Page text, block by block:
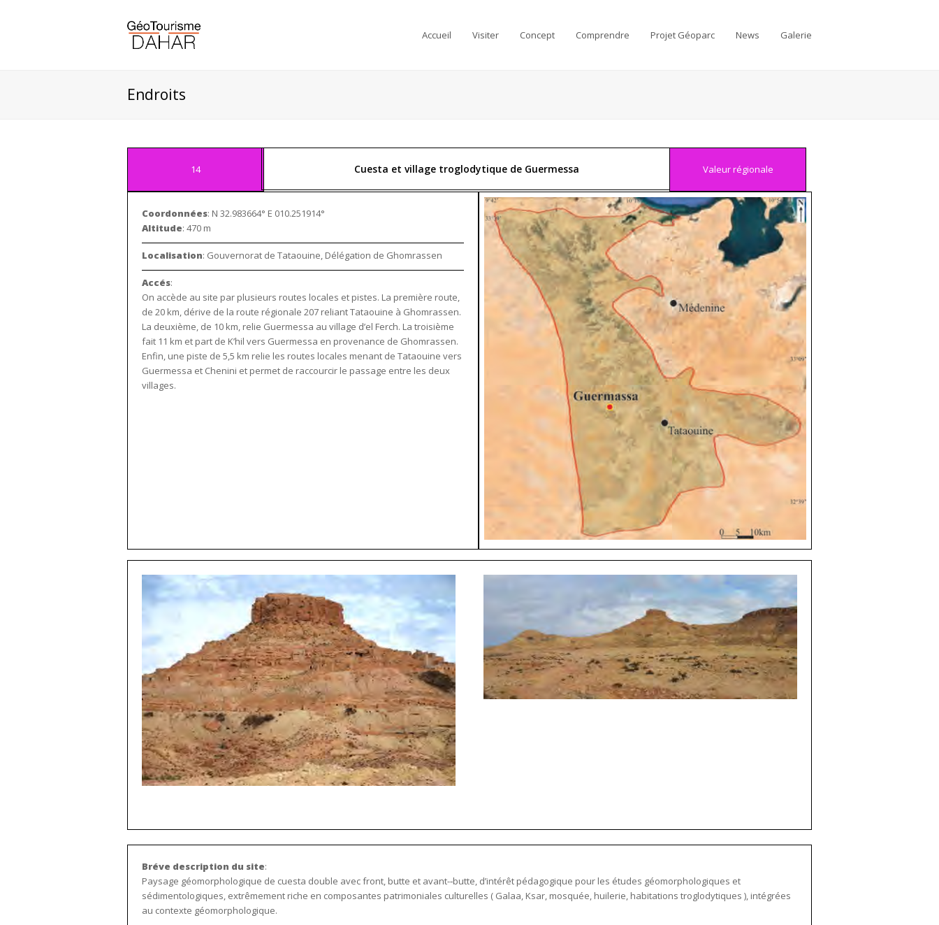
Accueil Visiter Concept Comprendre Projet Géoparc News Galerie
Endroits
14 Cuesta et village troglodytique de Guermessa Valeur régionale
Coordonnées: N 32.983664° E 010.251914°
Altitude: 470 m
Localisation: Gouvernorat de Tataouine, Délégation de Ghomrassen
Accés:
On accède au site par plusieurs routes locales et pistes. La première route,
de 20 km, dérive de la route régionale 207 reliant Tataouine à Ghomrassen.
La deuxième, de 10 km, relie Guermessa au village d’el Ferch. La troisième
fait 11 km et part de K’hil vers Guermessa en provenance de Ghomrassen.
Enfin, une piste de 5,5 km relie les routes locales menant de Tataouine vers
Guermessa et Chenini et permet de raccourcir le passage entre les deux
villages.
Bréve description du site:
Paysage géomorphologique de cuesta double avec front, butte et avant-­‐butte, d’intérêt pédagogique pour les études géomorphologiques et
sédimentologiques, extrêmement riche en composantes patrimoniales culturelles ( Galaa, Ksar, mosquée, huilerie, habitations troglodytiques ), intégrées
au contexte géomorphologique.